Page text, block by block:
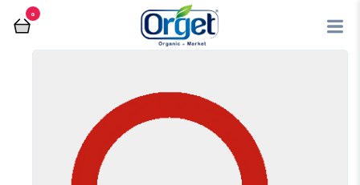
0
فروشگاه آنلاین اُرگت